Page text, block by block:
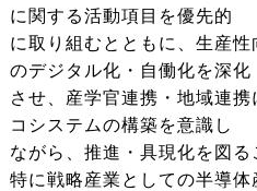
に関する活動項目を優先的
に取り組むとともに、生産
のデジタル化・自働化を深化
させ、産学官連携・地域連
コシステムの構築を意識し
ながら、推進・具現化を図る
特に戦略産業としての半導体